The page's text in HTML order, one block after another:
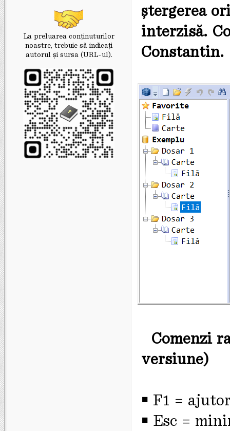
La preluarea conținuturilor
noastre, trebuie să indicaţi
autorul și sursa (URL-ul).
ștergerea
interzisă.
Constantin.
Comenzi
versiune)
￭ F1 =
￭ Esc =